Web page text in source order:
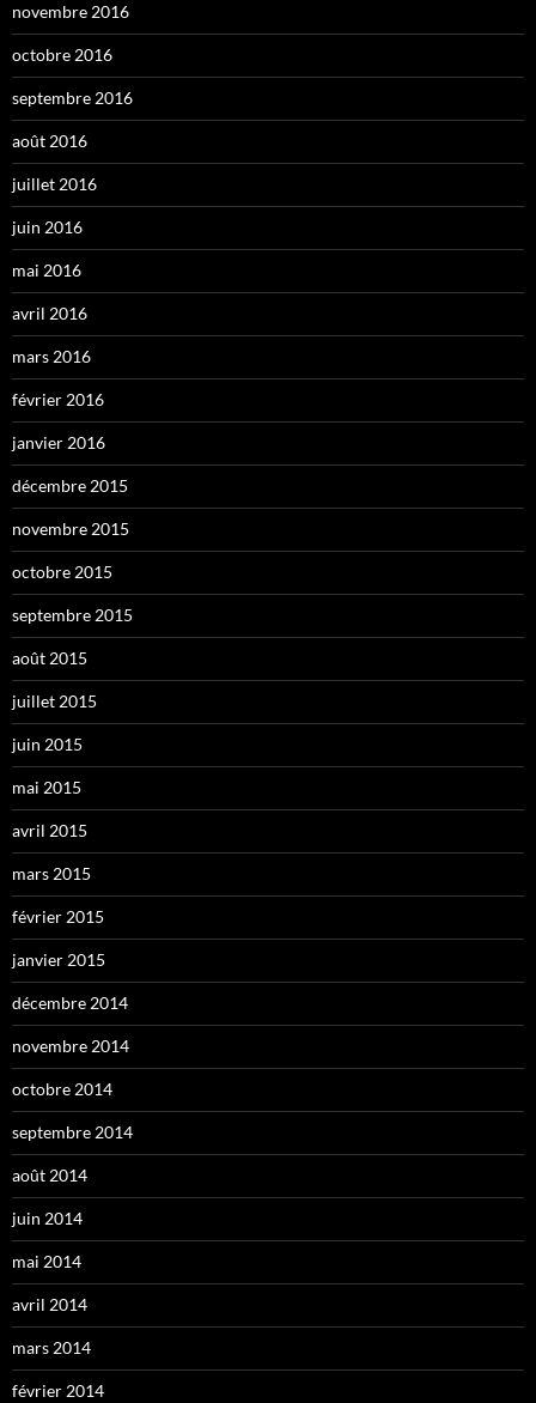
novembre 2016
octobre 2016
septembre 2016
août 2016
juillet 2016
juin 2016
mai 2016
avril 2016
mars 2016
février 2016
janvier 2016
décembre 2015
novembre 2015
octobre 2015
septembre 2015
août 2015
juillet 2015
juin 2015
mai 2015
avril 2015
mars 2015
février 2015
janvier 2015
décembre 2014
novembre 2014
octobre 2014
septembre 2014
août 2014
juin 2014
mai 2014
avril 2014
mars 2014
février 2014